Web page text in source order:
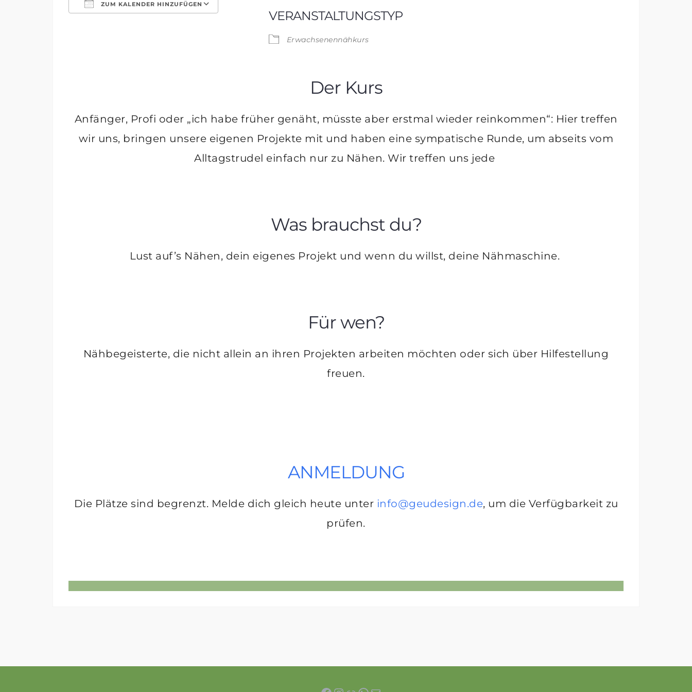
ZUM KALENDER HINZUFÜGEN
VERANSTALTUNGSTYP
Erwachsenennähkurs
Der Kurs
Anfänger, Profi oder „ich habe früher genäht, müsste aber erstmal wieder reinkommen“: Hier treffen
wir uns, bringen unsere eigenen Projekte mit und haben eine sympatische Runde, um abseits vom
Alltagstrudel einfach nur zu Nähen. Wir treffen uns jede
Was brauchst du?
Lust auf’s Nähen, dein eigenes Projekt und wenn du willst, deine Nähmaschine.
Für wen?
Nähbegeisterte, die nicht allein an ihren Projekten arbeiten möchten oder sich über Hilfestellung
freuen.
ANMELDUNG
Die Plätze sind begrenzt. Melde dich gleich heute unter info@geudesign.de, um die Verfügbarkeit zu
prüfen.